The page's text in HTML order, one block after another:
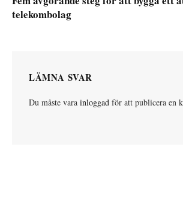
telekombolag
LÄMNA SVAR
Du måste vara inloggad för att publicera en